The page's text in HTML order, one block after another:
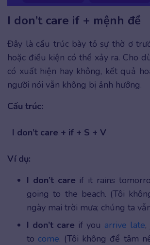
I don’t care if + mệnh đề
Đây là cấu trúc bày tỏ sự thờ ơ
hoặc điều kiện có thể xảy ra. Cho
có xuất hiện hay không, kết quả
người nói vẫn không bị ảnh hưởng.
Cấu trúc:
I don’t care + if + S + V
Ví dụ:
I don’t care if it rains
going to the beach. (Tôi
ngày mai trời mưa; chúng ta
I don’t care if you arrive late
to come. (Tôi không để tâm